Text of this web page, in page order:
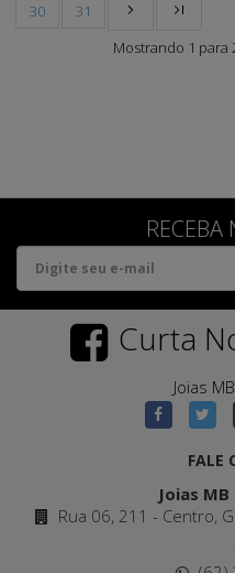
30
31
Mostrando 1 para
RECEBA
Curta
Joias
FALE
Joias
Rua 06, 211 - Centro,